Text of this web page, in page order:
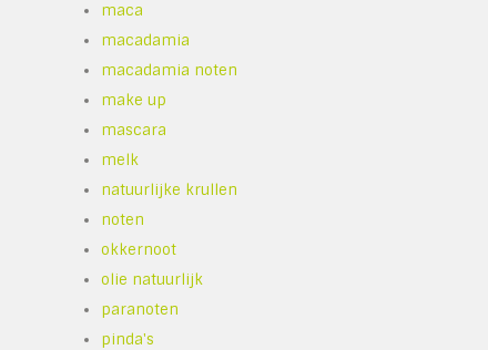
maca
macadamia
macadamia noten
make up
mascara
melk
natuurlijke krullen
noten
okkernoot
olie natuurlijk
paranoten
pinda's